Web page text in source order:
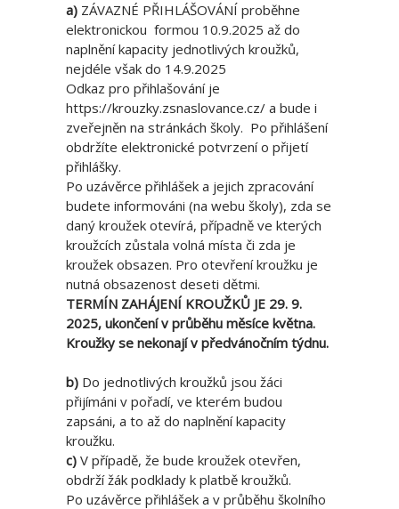
a) ZÁVAZNÉ PŘIHLÁŠOVÁNÍ proběhne
elektronickou formou 10.9.2025 až do
naplnění kapacity jednotlivých kroužků,
nejdéle však do 14.9.2025
Odkaz pro přihlašování je
https://krouzky.zsnaslovance.cz/ a bude i
zveřejněn na stránkách školy. Po přihlášení
obdržíte elektronické potvrzení o přijetí
přihlášky.
Po uzávěrce přihlášek a jejich zpracování
budete informováni (na webu školy), zda se
daný kroužek otevírá, případně ve kterých
kroužcích zůstala volná místa či zda je
kroužek obsazen. Pro otevření kroužku je
nutná obsazenost deseti dětmi.
TERMÍN ZAHÁJENÍ KROUŽKŮ JE 29. 9.
2025, ukončení v průběhu měsíce května.
Kroužky se nekonají v předvánočním týdnu.
b) Do jednotlivých kroužků jsou žáci
přijímáni v pořadí, ve kterém budou
zapsáni, a to až do naplnění kapacity
kroužku.
c) V případě, že bude kroužek otevřen,
obdrží žák podklady k platbě kroužků.
Po uzávěrce přihlášek a v průběhu školního